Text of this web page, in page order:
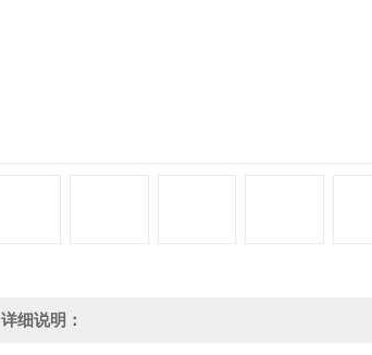
详细说明：